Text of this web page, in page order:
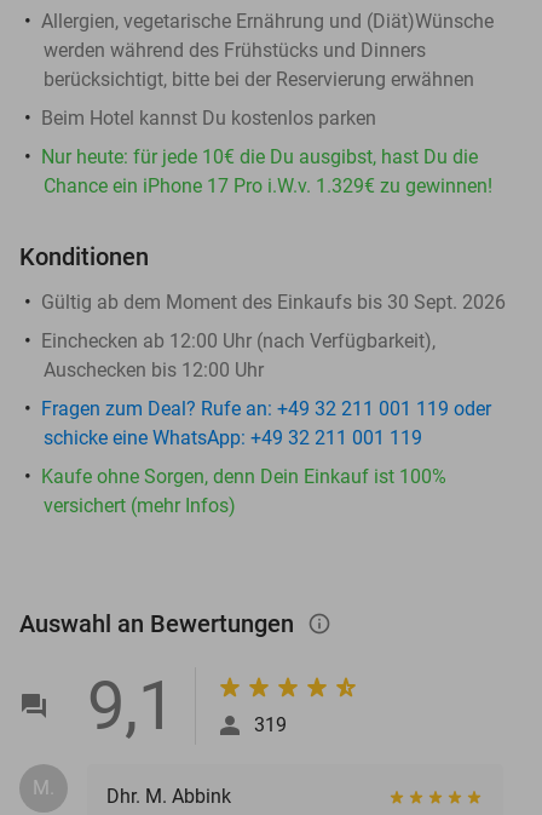
Allergien, vegetarische Ernährung und (Diät)Wünsche
werden während des Frühstücks und Dinners
berücksichtigt, bitte bei der Reservierung erwähnen
Beim Hotel kannst Du kostenlos parken
Nur heute: für jede 10€ die Du ausgibst, hast Du die
Chance ein iPhone 17 Pro i.W.v. 1.329€ zu gewinnen!
Konditionen
Gültig ab dem Moment des Einkaufs bis 30 Sept. 2026
Einchecken ab 12:00 Uhr (nach Verfügbarkeit),
Auschecken bis 12:00 Uhr
Fragen zum Deal? Rufe an: +49 32 211 001 119 oder
schicke eine WhatsApp: +49 32 211 001 119
Kaufe ohne Sorgen, denn Dein Einkauf ist 100%
versichert (mehr Infos)
Auswahl an Bewertungen info_outlined
9,1 319
M.
Dhr. M. Abbink